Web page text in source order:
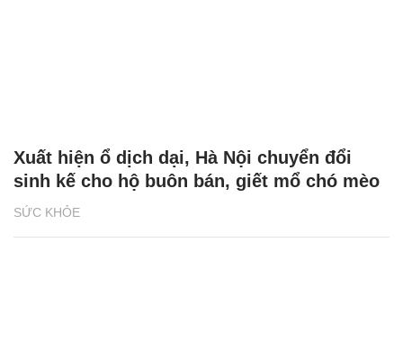
SỨC KHỎE
Xuất hiện ổ dịch dại, Hà Nội chuyển đổi
sinh kế cho hộ buôn bán, giết mổ chó mèo